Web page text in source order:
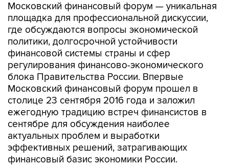
Московский финансовый форум — уникальная
площадка для профессиональной дискуссии,
где обсуждаются вопросы экономической
политики, долгосрочной устойчивости
финансовой системы страны и сфер
регулирования финансово-экономического
блока Правительства России. Впервые
Московский финансовый форум прошел в
столице 23 сентября 2016 года и заложил
ежегодную традицию встреч финансистов в
сентябре для обсуждения наиболее
актуальных проблем и выработки
эффективных решений, затрагивающих
финансовый базис экономики России.